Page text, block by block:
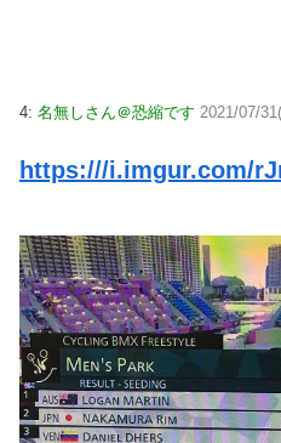
4: 名無しさん＠恐縮です 2021/07/
https:///i.imgur.com/